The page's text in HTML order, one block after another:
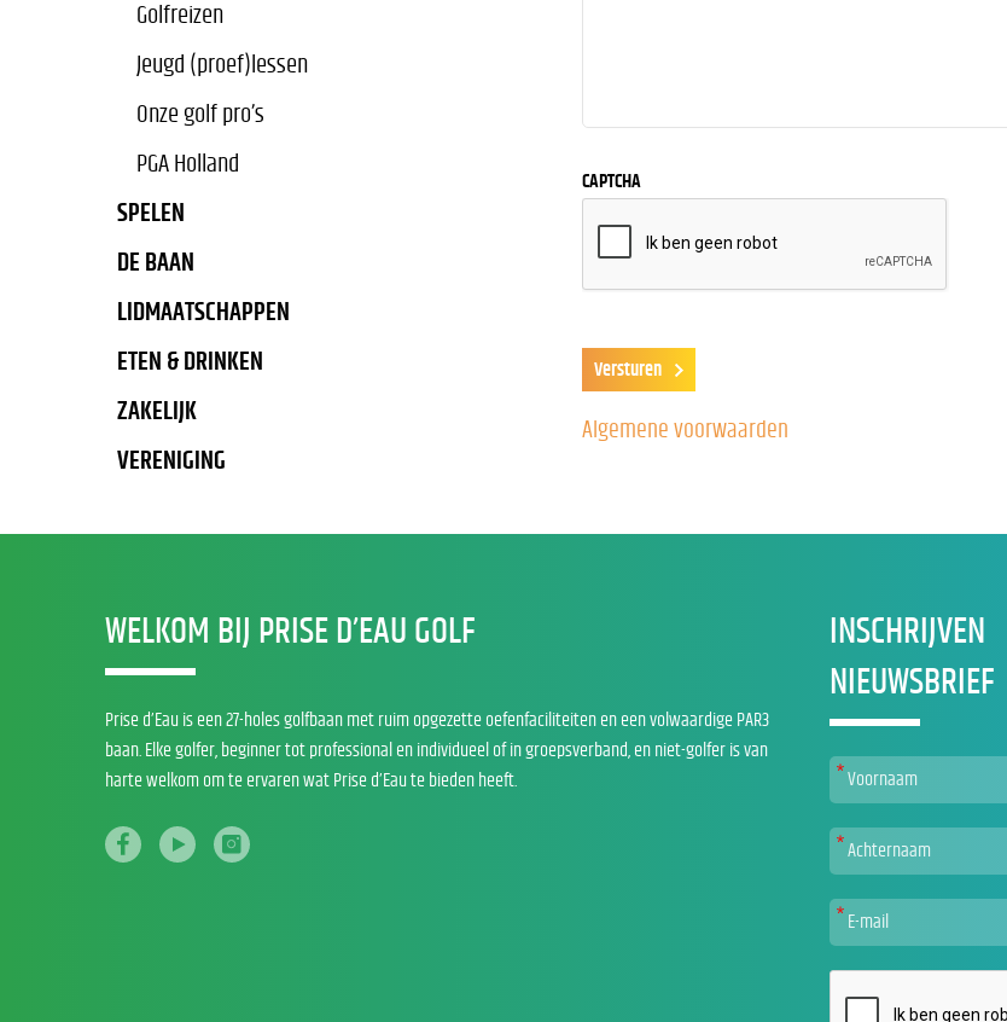
Golfreizen
Jeugd (proef)lessen
Onze golf pro’s
PGA Holland
SPELEN
DE BAAN
LIDMAATSCHAPPEN
ETEN & DRINKEN
ZAKELIJK
VERENIGING
CAPTCHA
Algemene voorwaarden
WELKOM BIJ PRISE D’EAU GOLF
Prise d’Eau is een 27-holes golfbaan met ruim opgezette oefenfaciliteiten en een volwaardige PAR3
baan. Elke golfer, beginner tot professional en individueel of in groepsverband, en niet-golfer is van
harte welkom om te ervaren wat Prise d’Eau te bieden heeft.
INSCHRIJVEN
NIEUWSBRIEF